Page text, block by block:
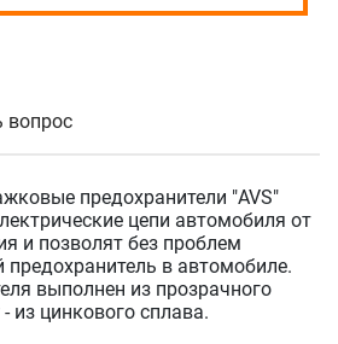
вопрос
предохранители "AVS"
цепи автомобиля от
и позволят без проблем
в автомобиле.
выполнен из прозрачного
из цинкового сплава.